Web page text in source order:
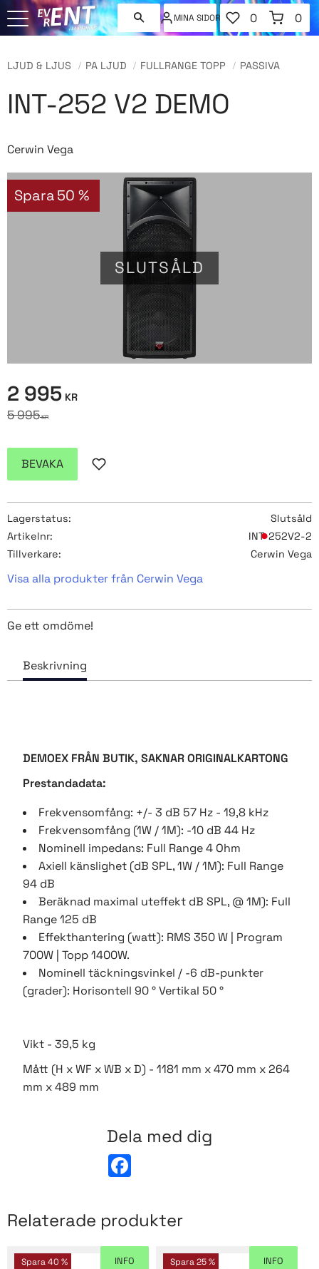
MINA SIDOR
FAVORITER
ANTAL
0
KUNDVAGN
0
LJUD & LJUS PA LJUD FULLRANGE TOPP PASSIVA
INT-252 V2 DEMO
Cerwin Vega
SLUTSÅLD
Spara50 %
Nedsatt pris:
2 995 KR
Ordinarie pris:
5 995KR
Lägg till i favoriter
BEVAKA
Lagerstatus
Slutsåld
Artikelnr
INT-252V2-2
Tillverkare
Cerwin Vega
Visa alla produkter från Cerwin Vega
Ge ett omdöme!
DEMOEX FRÅN BUTIK, SAKNAR ORIGINALKARTONG
Prestandadata:
Frekvensomfång: +/- 3 dB 57 Hz - 19,8 kHz
Frekvensomfång (1W / 1M): -10 dB 44 Hz
Nominell impedans: Full Range 4 Ohm
Axiell känslighet (dB SPL, 1W / 1M): Full Range
94 dB
Beräknad maximal uteffekt dB SPL, @ 1M): Full
Range 125 dB
Effekthantering (watt): RMS 350 W | Program
700W | Topp 1400W.
Nominell täckningsvinkel / -6 dB-punkter
(grader): Horisontell 90 ° Vertikal 50 °
Vikt - 39,5 kg
Mått (H x WF x WB x D) - 1181 mm x 470 mm x 264
mm x 489 mm
Dela med dig
o
o
Relaterade produkter
Spara40 % INFO Spara25 % INFO